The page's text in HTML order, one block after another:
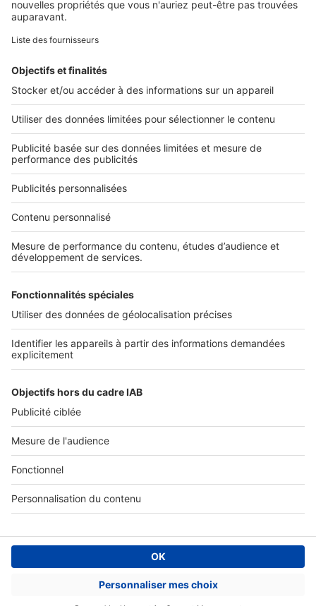
Retrouvez-nous sur ...
L'ENTREPRISE
Nous contacter
Nous recrutons
NOS APPLICATIONS
Découvrez nos applications
Tous nos services pro
Accès client
À DÉCOUVRIR
Annuaire des professionnels
Tout l'immobilier
Toutes les villes
Tous les départements
Toutes les régions
SeLoger © 1992 - 2023
Annonces Immobilières
Paramétrer mes cookies
Conditions Générales d'Utilisation
Fonctionnement de notre site